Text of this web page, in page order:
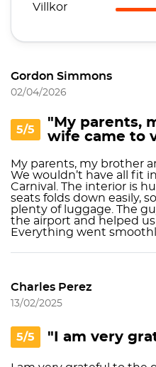
Villkor
Gordon Simmons
02/04/2026
5/5
"My parents,
wife came to
My parents, my brother
We wouldn’t have all fit
Carnival. The interior is
seats folds down easily,
plenty of luggage. The
the airport and helped us
Everything went
Charles Perez
13/02/2025
5/5 "I am very